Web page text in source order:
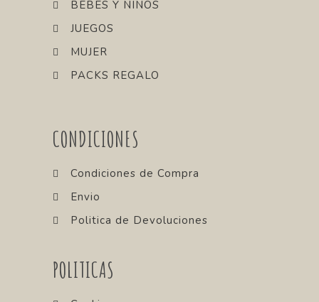
BEBÉS Y NIÑOS
JUEGOS
MUJER
PACKS REGALO
CONDICIONES
Condiciones de Compra
Envio
Politica de Devoluciones
POLITICAS